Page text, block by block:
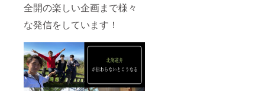
全開の楽しい企画まで様々
な発信をしています！